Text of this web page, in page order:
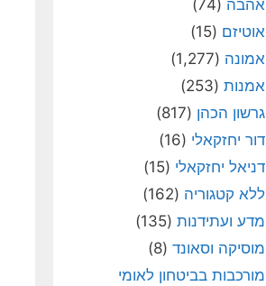
אהבה (74)
אוטיזם (15)
אמונה (1,277)
אמנות (253)
גרשון הכהן (817)
דור יחזקאלי (16)
דניאל יחזקאלי (15)
ללא קטגוריה (162)
מדע ועתידנות (135)
מוסיקה וסאונד (8)
מורכבות בביטחון לאומי